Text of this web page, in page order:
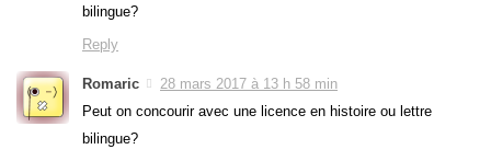
bilingue?
Reply
Romaric
28 mars 2017 à 13 h 58 min
Peut on concourir avec une licence en histoire ou lettre
bilingue?